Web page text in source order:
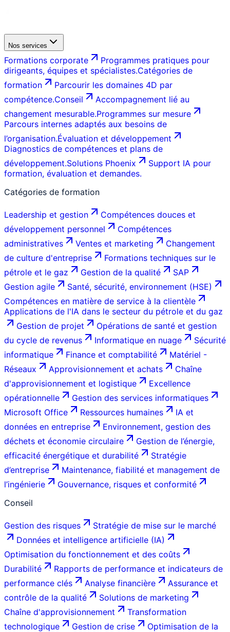
Nos services
Formations corporate
Programmes pratiques pour
dirigeants, équipes et spécialistes.Catégories de
formation
Parcourir les domaines 4D par
compétence.Conseil
Accompagnement lié au
changement mesurable.Programmes sur mesure
Parcours internes adaptés aux besoins de
l’organisation.Évaluation et développement
Diagnostics de compétences et plans de
développement.Solutions Phoenix
Support IA pour
formation, évaluation et demandes.
Catégories de formation
Leadership et gestion
Compétences douces et
développement personnel
Compétences
administratives
Ventes et marketing
Changement
de culture d'entreprise
Formations techniques sur le
pétrole et le gaz
Gestion de la qualité
SAP
Gestion agile
Santé, sécurité, environnement (HSE)
Compétences en matière de service à la clientèle
Applications de l'IA dans le secteur du pétrole et du gaz
Gestion de projet
Opérations de santé et gestion
du cycle de revenus
Informatique en nuage
Sécurité
informatique
Finance et comptabilité
Matériel -
Réseaux
Approvisionnement et achats
Chaîne
d'approvisionnement et logistique
Excellence
opérationnelle
Gestion des services informatiques
Microsoft Office
Ressources humaines
IA et
données en entreprise
Environnement, gestion des
déchets et économie circulaire
Gestion de l’énergie,
efficacité énergétique et durabilité
Stratégie
d’entreprise
Maintenance, fiabilité et management de
l’ingénierie
Gouvernance, risques et conformité
Conseil
Gestion des risques
Stratégie de mise sur le marché
Données et intelligence artificielle (IA)
Optimisation du fonctionnement et des coûts
Durabilité
Rapports de performance et indicateurs de
performance clés
Analyse financière
Assurance et
contrôle de la qualité
Solutions de marketing
Chaîne d'approvisionnement
Transformation
technologique
Gestion de crise
Optimisation de la